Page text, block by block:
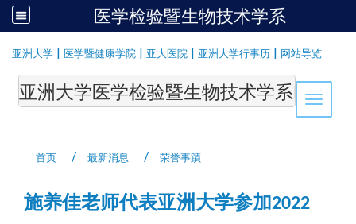
医学检验暨生物技术学系
亚洲大学 | 医学暨健康学院 | 亚大医院 | 亚洲大学行事历 | 网站导览
Toggle
亚洲大学医学检验暨生物技术学系
首页 最新消息 荣誉事蹟
施养佳老师代表亚洲大学参加2022